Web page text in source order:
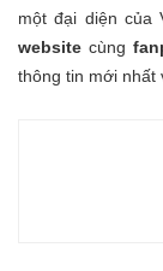
một đại diện của
website cùng
thông tin mới nhất